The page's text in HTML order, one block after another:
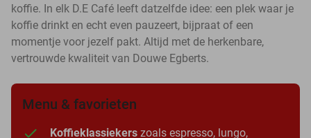
koffie. In elk D.E Café leeft datzelfde idee: een plek waar je
koffie drinkt en echt even pauzeert, bijpraat of een
momentje voor jezelf pakt. Altijd met de herkenbare,
vertrouwde kwaliteit van Douwe Egberts.
Menu & favorieten
Koffieklassiekers zoals espresso, lungo,